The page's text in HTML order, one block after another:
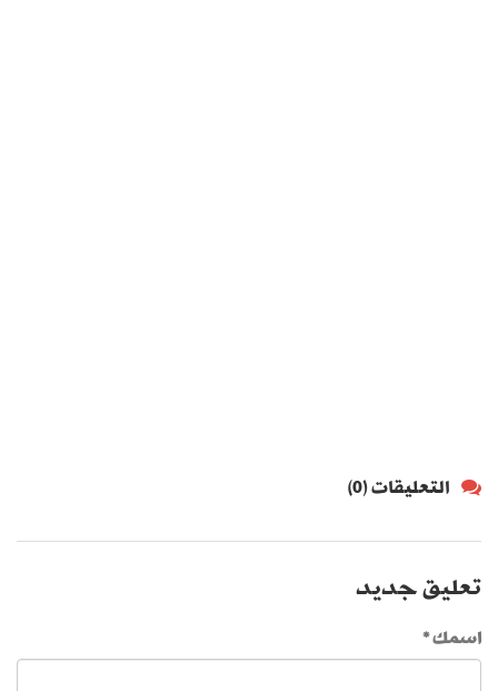
التعليقات (0)
تعليق جديد
اسمك *